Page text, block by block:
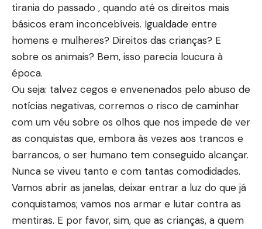
tirania do passado , quando até os direitos mais
básicos eram inconcebíveis. Igualdade entre
homens e mulheres? Direitos das crianças? E
sobre os animais? Bem, isso parecia loucura à
época.
Ou seja: talvez cegos e envenenados pelo abuso de
notícias negativas, corremos o risco de caminhar
com um véu sobre os olhos que nos impede de ver
as conquistas que, embora às vezes aos trancos e
barrancos, o ser humano tem conseguido alcançar.
Nunca se viveu tanto e com tantas comodidades.
Vamos abrir as janelas, deixar entrar a luz do que já
conquistamos; vamos nos armar e lutar contra as
mentiras. E por favor, sim, que as crianças, a quem